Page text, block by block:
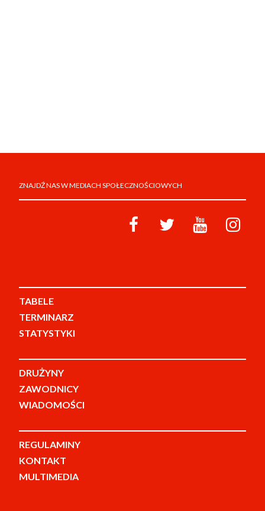
ZNAJDŹ NAS W MEDIACH SPOŁECZNOŚCIOWYCH
TABELE
TERMINARZ
STATYSTYKI
DRUŻYNY
ZAWODNICY
WIADOMOŚCI
REGULAMINY
KONTAKT
MULTIMEDIA